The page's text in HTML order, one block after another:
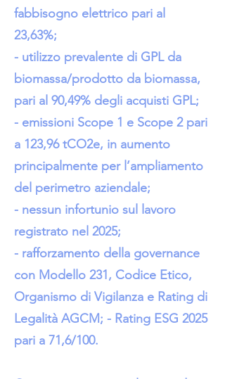
fabbisogno elettrico pari al
23,63%;
- utilizzo prevalente di GPL da
biomassa/prodotto da biomassa,
pari al 90,49% degli acquisti GPL;
- emissioni Scope 1 e Scope 2 pari
a 123,96 tCO2e, in aumento
principalmente per l’ampliamento
del perimetro aziendale;
- nessun infortunio sul lavoro
registrato nel 2025;
- rafforzamento della governance
con Modello 231, Codice Etico,
Organismo di Vigilanza e Rating di
Legalità AGCM; - Rating ESG 2025
pari a 71,6/100.